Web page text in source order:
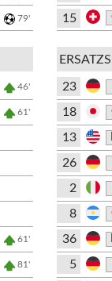
79'
46'
61'
61'
81'
15
23
18
13
26
2
8
36
5